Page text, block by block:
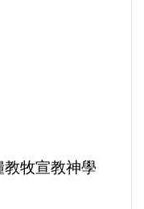
教牧宣教神學